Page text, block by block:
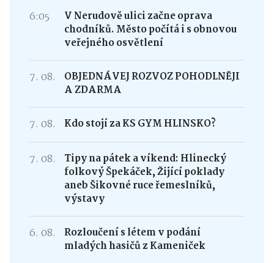
6:05
V Nerudově ulici začne oprava
chodníků. Město počítá i s obnovou
veřejného osvětlení
7. 08.
OBJEDNÁVEJ ROZVOZ POHODLNĚJI
A ZDARMA
7. 08. Kdo stojí za KS GYM HLINSKO?
7. 08.
Tipy na pátek a víkend: Hlinecký
folkový Špekáček, Žijící poklady
aneb Šikovné ruce řemeslníků,
výstavy
6. 08.
Rozloučení s létem v podání
mladých hasičů z Kameniček